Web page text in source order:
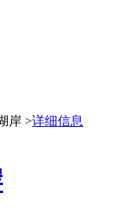
岸 >详细信息